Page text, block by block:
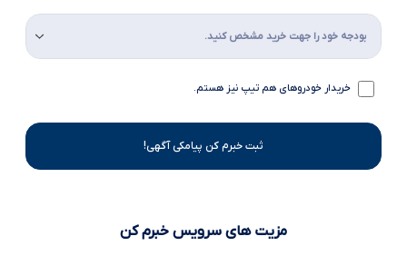
خریدار خودروهای هم تیپ نیز هستم.
ثبت خبرم کن پیامکی آگهی!
مزیت های سرویس خبرم کن